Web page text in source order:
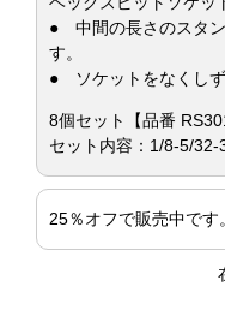
● 中間の長さのスタ
す。
● ソケットをなくしず
8個セット【品番
セット内容：1/8-5/
25％オフで販売中です。